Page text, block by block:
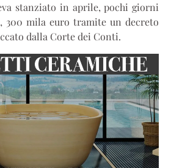
stanziato in aprile, pochi giorni
300 mila euro tramite un decreto
dalla Corte dei Conti.